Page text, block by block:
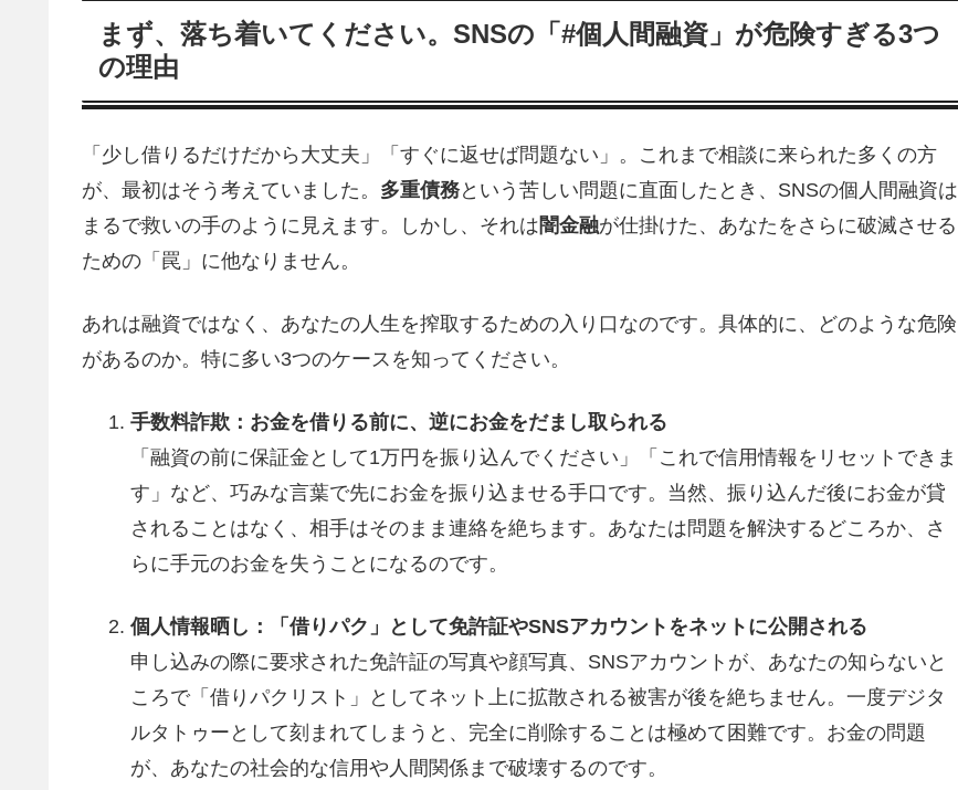
まず、落ち着いてください。SNSの「#個人間融資」が危険すぎる3つ
の理由
「少し借りるだけだから大丈夫」「すぐに返せば問題ない」。これまで相談に来られた多くの方
が、最初はそう考えていました。 多重債務という苦しい問題に直面したとき、SNSの個人間融資は
まるで救いの手のように見えます。しかし、それは闇金融が仕掛けた、あなたをさらに破滅させる
ための「罠」に他なりません。
あれは融資ではなく、あなたの人生を搾取するための入り口なのです。具体的に、どのような危険
があるのか。特に多い3つのケースを知ってください。
手数料詐欺：お金を借りる前に、逆にお金をだまし取られる
「融資の前に保証金として1万円を振り込んでください」「これで信用情報をリセットできま
す」など、巧みな言葉で先にお金を振り込ませる手口です。当然、振り込んだ後にお金が貸
されることはなく、相手はそのまま連絡を絶ちます。あなたは問題を解決するどころか、さ
らに手元のお金を失うことになるのです。
個人情報晒し：「借りパク」として免許証やSNSアカウントをネットに公開される
申し込みの際に要求された免許証の写真や顔写真、SNSアカウントが、あなたの知らないと
ころで「借りパクリスト」としてネット上に拡散される被害が後を絶ちません。一度デジタ
ルタトゥーとして刻まれてしまうと、完全に削除することは極めて困難です。お金の問題
が、あなたの社会的な信用や人間関係まで破壊するのです。